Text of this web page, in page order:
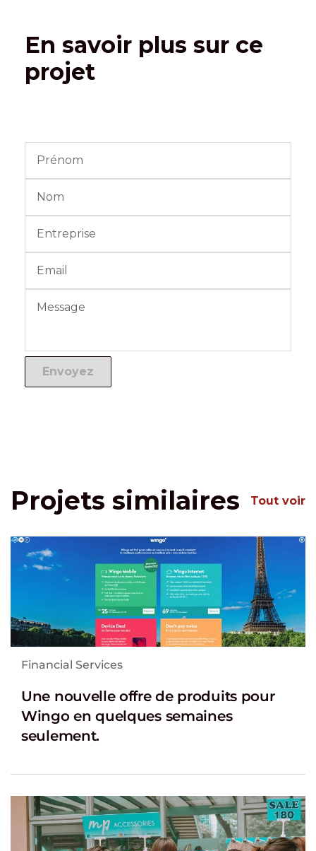
En savoir plus sur ce
projet
Projets similaires Tout voir
Financial Services
Une nouvelle offre de produits pour
Wingo en quelques semaines
seulement.